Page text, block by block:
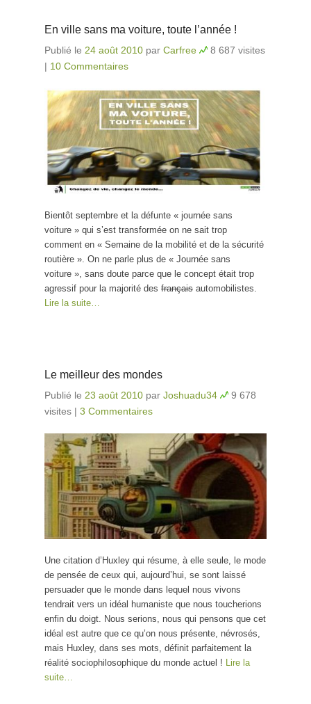
En ville sans ma voiture, toute l’année !
Publié le 24 août 2010 par Carfree
8 687 visites
| 10 Commentaires
Bientôt septembre et la défunte « journée sans
voiture » qui s’est transformée on ne sait trop
comment en « Semaine de la mobilité et de la sécurité
routière ». On ne parle plus de « Journée sans
voiture », sans doute parce que le concept était trop
agressif pour la majorité des français automobilistes.
Lire la suite…
Le meilleur des mondes
Publié le 23 août 2010 par Joshuadu34
9 678
visites | 3 Commentaires
Une citation d’Huxley qui résume, à elle seule, le mode
de pensée de ceux qui, aujourd’hui, se sont laissé
persuader que le monde dans lequel nous vivons
tendrait vers un idéal humaniste que nous toucherions
enfin du doigt. Nous serions, nous qui pensons que cet
idéal est autre que ce qu’on nous présente, névrosés,
mais Huxley, dans ses mots, définit parfaitement la
réalité sociophilosophique du monde actuel ! Lire la
suite…